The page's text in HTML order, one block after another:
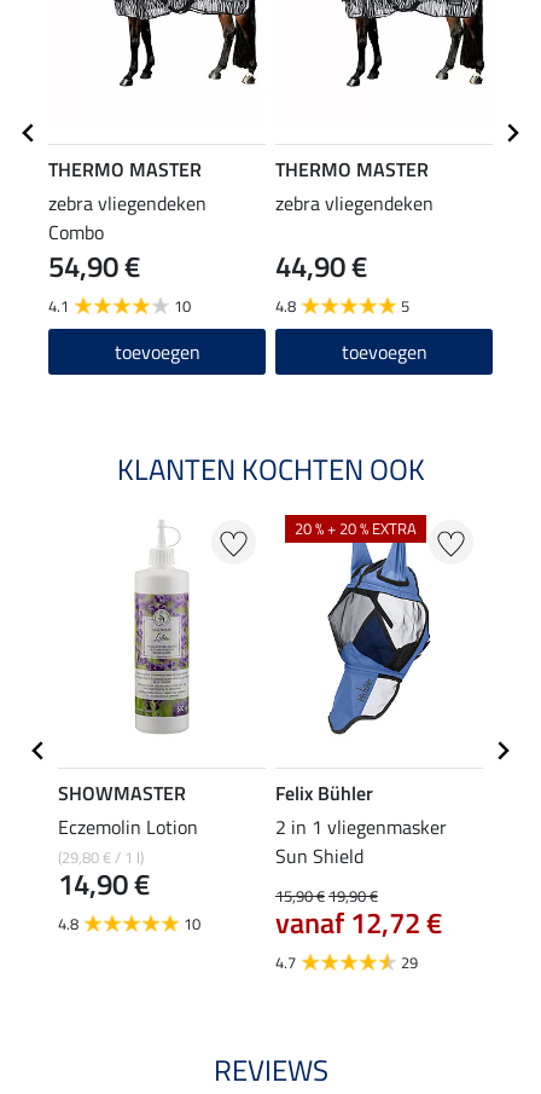
THERMO MASTER
zebra vliegendeken
Combo
54,90 €
4.1 10
toevoegen
THERMO MASTER
zebra vliegendeken
44,90 €
4.8 5
toevoegen
KLANTEN KOCHTEN OOK
SHOWMASTER
Eczemolin Lotion
(29,80 € / 1 l)
14,90 €
4.8 10
20 % + 20 % EXTRA
Felix Bühler
2 in 1 vliegenmasker
Sun Shield
15,90 €19,90 €
vanaf 12,72 €
4.7 29
REVIEWS